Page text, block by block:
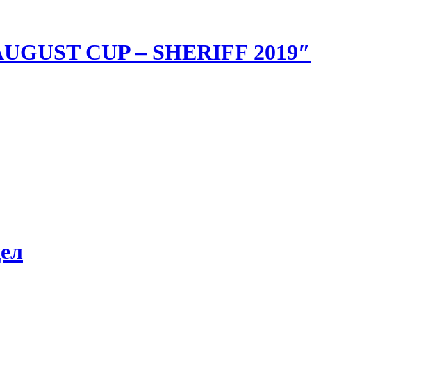
CUP – SHERIFF 2019″